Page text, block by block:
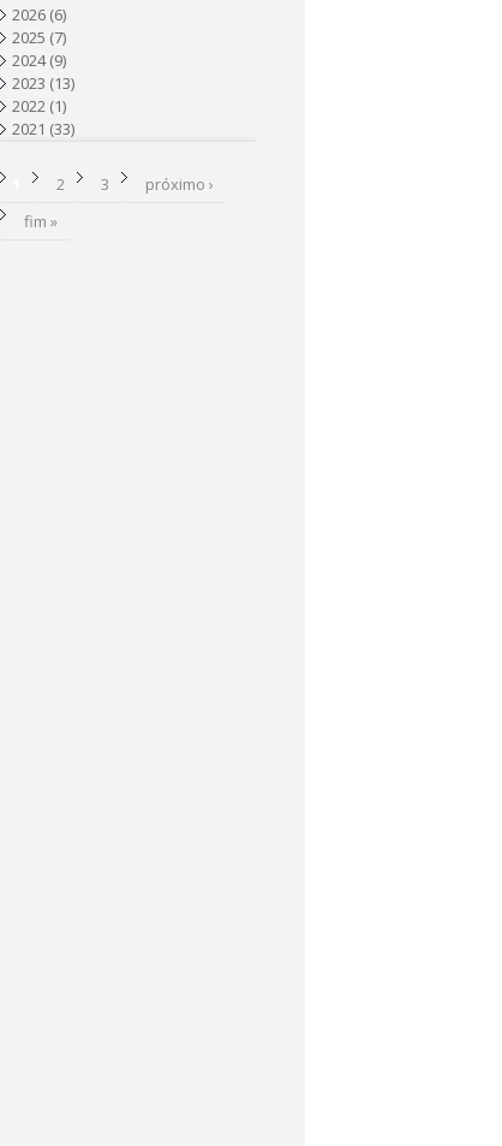
a 2026 (6)
2025 (7)
2024(9)
2023 (13)
2022 (1)
2021 (33)
P
g
2 3
próximo ›
fim »